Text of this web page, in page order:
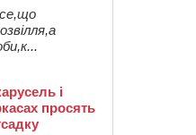
і
просять